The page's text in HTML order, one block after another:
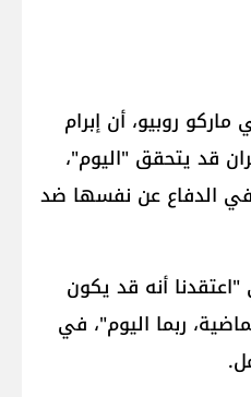
ماركو روبيو، أن إبرام
قد يتحقق "اليوم"،
في الدفاع عن نفسها ضد
أنه قد يكون
ربما اليوم"، في